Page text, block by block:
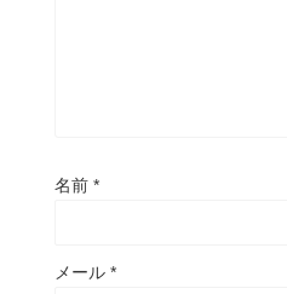
名前 *
メール *